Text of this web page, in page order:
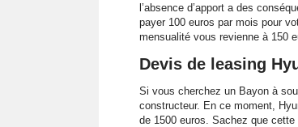
l’absence d’apport a des
payer 100 euros par mois pour
mensualité vous revienne à 150
Devis de leasing
Si vous cherchez un Bayon à
constructeur. En ce moment,
de 1500 euros. Sachez que